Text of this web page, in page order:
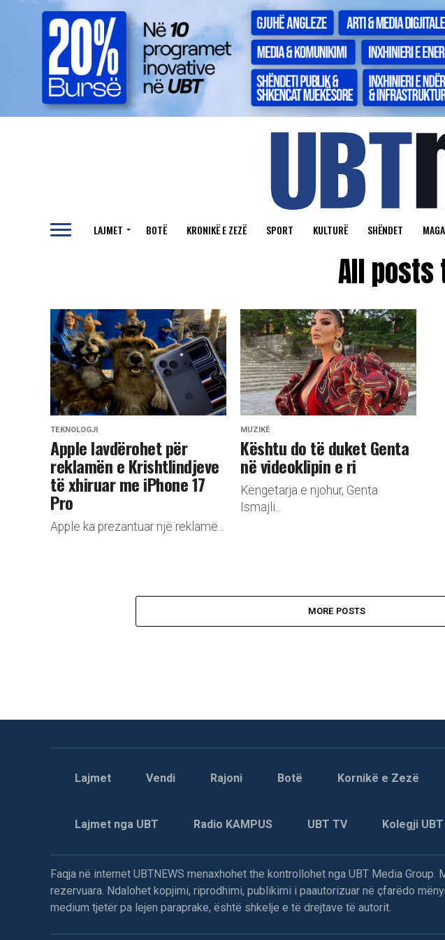
LAJMET BOTË KRONIKË E ZEZË SPORT KULTURË SHËNDET
All
TEKNOLOGJI
Apple lavdërohet për
reklamën e Krishtlindjeve
të xhiruar me iPhone 17
Pro
Apple ka prezantuar një reklamë...
MUZIKË
Kështu do të duket Genta
në videoklipin e ri
Këngëtarja e njohur, Genta
Ismajli...
MORE POSTS
Lajmet Vendi Rajoni Botë Kornikë e Zezë
Lajmet nga UBT Radio KAMPUS UBT TV Kolegji UBT
Faqja në internet UBTNEWS menaxhohet the kontrollohet nga UBT Media
rezervuara. Ndalohet kopjimi, riprodhimi, publikimi i paautorizuar në çfarëdo
medium tjetër pa lejen paraprake, është shkelje e të drejtave të autorit.